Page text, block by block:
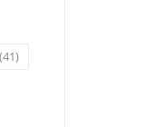
(41)